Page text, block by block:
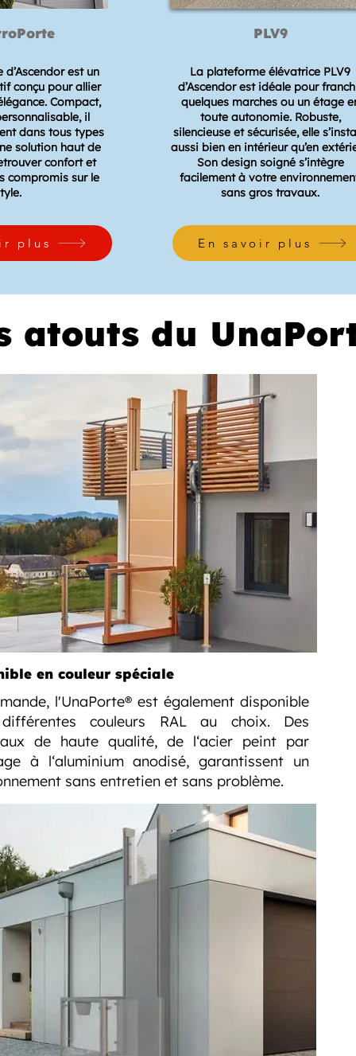
est un
conçu pour allier
Compact,
il
dans tous types
solution haut de
confort et
compromis sur le
PLV9
La plateforme élévatrice PLV9
d’Ascendor est idéale pour
quelques marches ou un étage
toute autonomie. Robuste,
silencieuse et sécurisée, elle
aussi bien en intérieur qu’en
Son design soigné s’intègre
facilement à votre
sans gros travaux.
plus En savoir plus
atouts du
en couleur spéciale
l'UnaPorte® est également disponible
couleurs RAL au choix. Des
de haute qualité, de l‘acier peint par
à l‘aluminium anodisé, garantissent un
sans entretien et sans problème.